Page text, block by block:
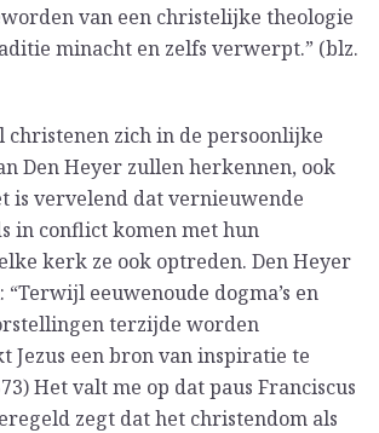
van een christelijke theologie
minacht en zelfs verwerpt.” (blz.
christenen zich in de persoonlijke
Den Heyer zullen herkennen, ook
is vervelend dat vernieuwende
in conflict komen met hun
kerk ze ook optreden. Den Heyer
eeuwenoude dogma’s en
terzijde worden
Jezus een bron van inspiratie te
Het valt me op dat paus Franciscus
zegt dat het christendom als